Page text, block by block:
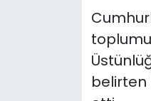
belirten